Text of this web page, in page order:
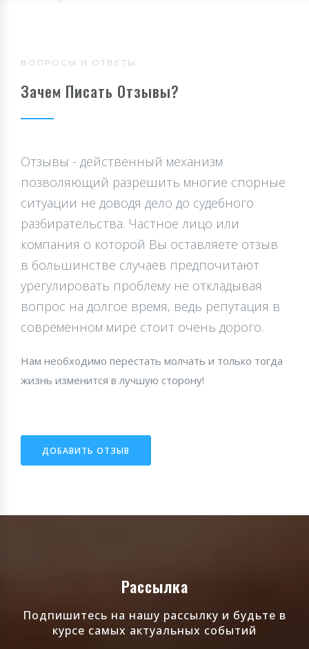
ВОПРОСЫ И ОТВЕТЫ
Зачем Писать Отзывы?
Отзывы - действенный механизм
позволяющий разрешить многие спорные
ситуации не доводя дело до судебного
разбирательства. Частное лицо или
компания о которой Вы оставляете отзыв
в большинстве случаев предпочитают
урегулировать проблему не откладывая
вопрос на долгое время, ведь репутация в
современном мире стоит очень дорого.
Нам необходимо перестать молчать и только тогда
жизнь изменится в лучшую сторону!
ДОБАВИТЬ ОТЗЫВ
Рассылка
Подпишитесь на нашу рассылку и будьте в
курсе самых актуальных событий